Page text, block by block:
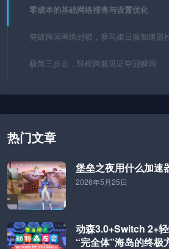
零成本的基础网络排查与设置优化
突破跨国网络封锁，赛马娘日服加速器
极简三步走，轻松跨服见证夺冠瞬间
热门文章
堡垒之夜用什么加速
2026年5月25日
动森3.0+Switch 2+
“完全体”海岛的终极